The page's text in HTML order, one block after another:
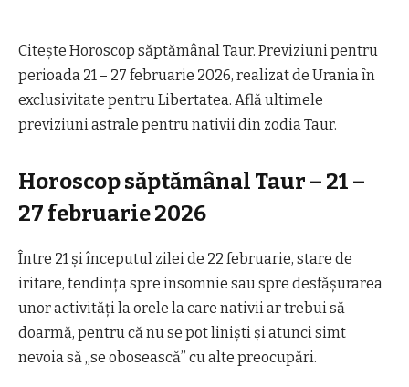
Citește Horoscop săptămânal Taur. Previziuni pentru
perioada 21 – 27 februarie 2026, realizat de Urania în
exclusivitate pentru Libertatea. Află ultimele
previziuni astrale pentru nativii din zodia Taur.
Horoscop săptămânal Taur – 21 –
27 februarie 2026
Între 21 și începutul zilei de 22 februarie, stare de
iritare, tendința spre insomnie sau spre desfășurarea
unor activități la orele la care nativii ar trebui să
doarmă, pentru că nu se pot liniști și atunci simt
nevoia să „se obosească” cu alte preocupări.